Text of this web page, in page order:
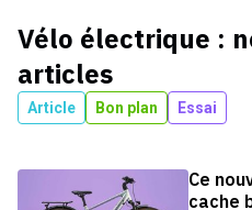
Vélo électrique :
articles
Article Bon plan Essai
Ce
cache